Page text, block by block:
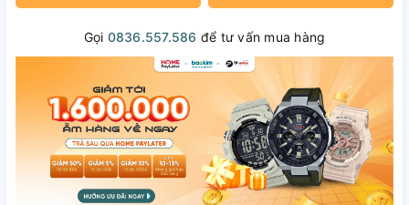
Gọi 0836.557.586 để tư vấn mua hàng